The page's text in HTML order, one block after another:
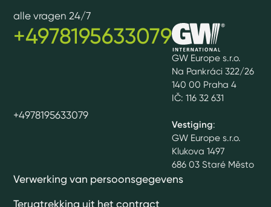
GW Europe s.r.o.
Na Pankráci 322/26
140 00 Praha 4
IČ: 116 32 631
Vestiging:
GW Europe s.r.o.
Klukova 1497
686 03 Staré Město
Verwerking van persoonsgegevens
Terugtrekking uit het contract
alle vragen 24/7
+4978195633079
+4978195633079